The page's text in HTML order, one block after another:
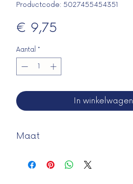
Productcode: 5027455454351
€ 9,75
Aantal *
In winkelwagen
Maat
x 3,3 in)